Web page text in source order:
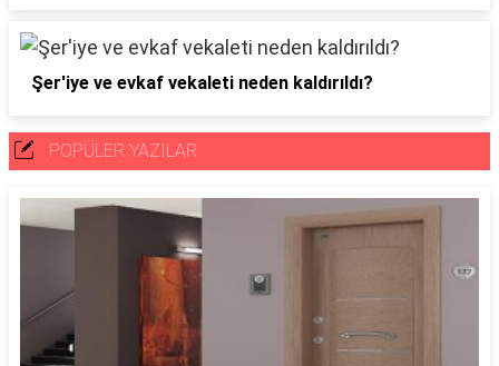
Şer'iye ve evkaf vekaleti neden kaldırıldı?
POPÜLER YAZILAR